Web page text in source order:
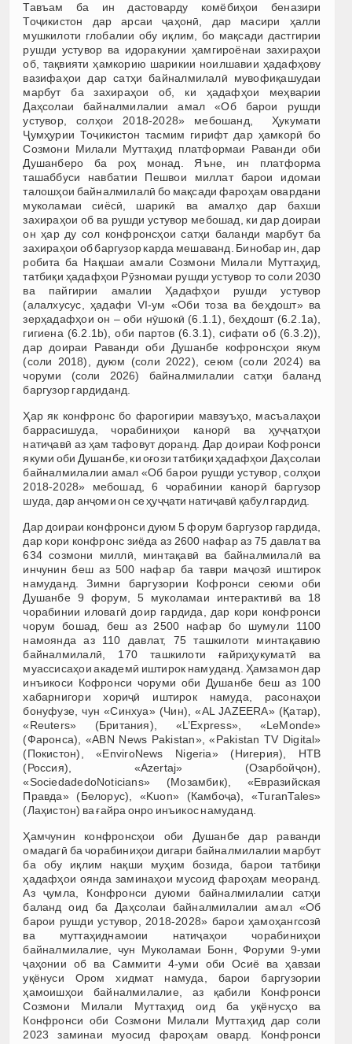
Тавъам ба ин дастоварду комёбиҳои беназири
Тоҷикистон дар арсаи ҷаҳонӣ, дар масири ҳалли
мушкилоти глобалии обу иқлим, бо мақсади дастгирии
рушди устувор ва идоракунии ҳамгироёнаи захираҳои
об, тақвияти ҳамкорию шарикии ноилшавии ҳадафҳову
вазифаҳои дар сатҳи байналмилалӣ мувофиқашудаи
марбут ба захираҳои об, ки ҳадафҳои меҳварии
Даҳсолаи байналмилалии амал «Об барои рушди
устувор, солҳои 2018-2028» мебошанд, Ҳукумати
Ҷумҳурии Тоҷикистон тасмим гирифт дар ҳамкорӣ бо
Созмони Милали Муттаҳид платформаи Раванди оби
Душанберо ба роҳ монад. Яъне, ин платформа
ташаббуси навбатии Пешвои миллат барои идомаи
талошҳои байналмилалӣ бо мақсади фароҳам овардани
муколамаи сиёсӣ, шарикӣ ва амалҳо дар бахши
захираҳои об ва рушди устувор мебошад, ки дар доираи
он ҳар ду сол конфронсҳои сатҳи баланди марбут ба
захираҳои об баргузор карда мешаванд. Бинобар ин, дар
робита ба Нақшаи амали Созмони Милали Муттаҳид,
татбиқи ҳадафҳои Рӯзномаи рушди устувор то соли 2030
ва пайгирии амалии Ҳадафҳои рушди устувор
(алалхусус, ҳадафи VI-ум «Оби тоза ва беҳдошт» ва
зерҳадафҳои он – оби нӯшокӣ (6.1.1), беҳдошт (6.2.1a),
гигиена (6.2.1b), оби партов (6.3.1), сифати об (6.3.2)),
дар доираи Раванди оби Душанбе кофронсҳои якум
(соли 2018), дуюм (соли 2022), сеюм (соли 2024) ва
чоруми (соли 2026) байналмилалии сатҳи баланд
баргузор гардиданд.
Ҳар як конфронс бо фарогирии мавзуъҳо, масъалаҳои
баррасишуда, чорабиниҳои канорӣ ва ҳуҷҷатҳои
натиҷавӣ аз ҳам тафовут доранд. Дар доираи Кофронси
якуми оби Душанбе, ки оғози татбиқи ҳадафҳои Даҳсолаи
байналмилалии амал «Об барои рушди устувор, солҳои
2018-2028» мебошад, 6 чорабинии канорӣ баргузор
шуда, дар анҷоми он се ҳуҷҷати натиҷавӣ қабул гардид.
Дар доираи конфронси дуюм 5 форум баргузор гардида,
дар кори конфронс зиёда аз 2600 нафар аз 75 давлат ва
634 созмони миллӣ, минтақавӣ ва байналмилалӣ ва
инчунин беш аз 500 нафар ба таври маҷозӣ иштирок
намуданд. Зимни баргузории Кофронси сеюми оби
Душанбе 9 форум, 5 муколамаи интерактивӣ ва 18
чорабинии иловагӣ доир гардида, дар кори конфронси
чорум бошад, беш аз 2500 нафар бо шумули 1100
намоянда аз 110 давлат, 75 ташкилоти минтақавию
байналмилалӣ, 170 ташкилоти ғайриҳукуматӣ ва
муассисаҳои академӣ иштирок намуданд. Ҳамзамон дар
инъикоси Кофронси чоруми оби Душанбе беш аз 100
хабарнигори хориҷӣ иштирок намуда, расонаҳои
бонуфузе, чун «Синхуа» (Чин), «AL JAZEERA» (Қатар),
«Reuters» (Британия), «L’Express», «LeMonde»
(Фаронса), «ABN News Pakistan», «Pakistan TV Digital»
(Покистон), «EnviroNews Nigeria» (Нигерия), НТВ
(Россия), «Azertaj» (Озарбойҷон),
«SociedadedoNoticians» (Мозамбик), «Евразийская
Правда» (Белорус), «Kuon» (Камбоҷа), «TuranTales»
(Лаҳистон) ва ғайра онро инъикос намуданд.
Ҳамчунин конфронсҳои оби Душанбе дар раванди
омадагӣ ба чорабиниҳои дигари байналмилалии марбут
ба обу иқлим нақши муҳим бозида, барои татбиқи
ҳадафҳои оянда заминаҳои мусоид фароҳам меоранд.
Аз ҷумла, Конфронси дуюми байналмилалии сатҳи
баланд оид ба Даҳсолаи байналмилалии амал «Об
барои рушди устувор, 2018-2028» барои ҳамоҳангсозӣ
ва муттаҳиднамоии натиҷаҳои чорабиниҳои
байналмилалие, чун Муколамаи Бонн, Форуми 9-уми
ҷаҳонии об ва Саммити 4-уми оби Осиё ва ҳавзаи
уқёнуси Ором хидмат намуда, барои баргузории
ҳамоишҳои байналмилалие, аз қабили Конфронси
Созмони Милали Муттаҳид оид ба уқёнусҳо ва
Конфронси оби Созмони Милали Муттаҳид дар соли
2023 заминаи муосид фароҳам овард. Конфронси